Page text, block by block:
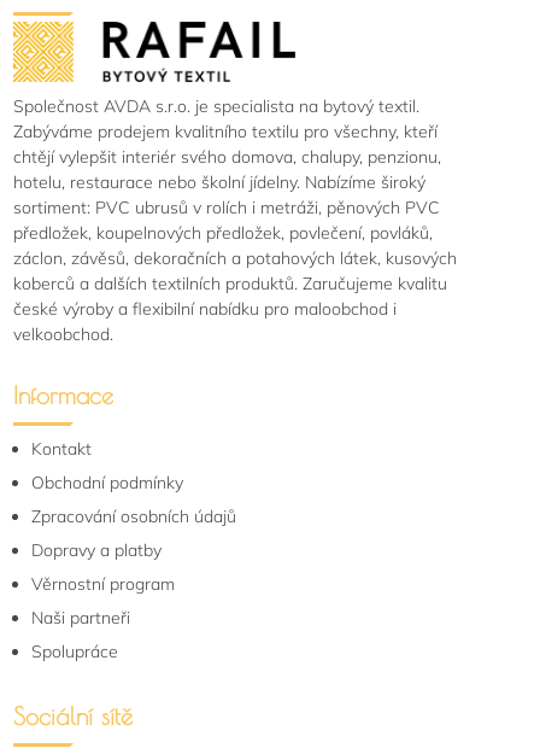
Společnost AVDA s.r.o. je specialista na bytový textil.
Zabýváme prodejem kvalitního textilu pro všechny, kteří
chtějí vylepšit interiér svého domova, chalupy, penzionu,
hotelu, restaurace nebo školní jídelny. Nabízíme široký
sortiment: PVC ubrusů v rolích i metráži, pěnových PVC
předložek, koupelnových předložek, povlečení, povláků,
záclon, závěsů, dekoračních a potahových látek, kusových
koberců a dalších textilních produktů. Zaručujeme kvalitu
české výroby a flexibilní nabídku pro maloobchod i
velkoobchod.
Informace
Kontakt
Obchodní podmínky
Zpracování osobních údajů
Dopravy a platby
Věrnostní program
Naši partneři
Spolupráce
Sociální sítě